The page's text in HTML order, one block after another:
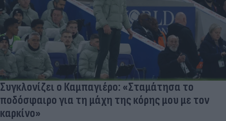
Συγκλονίζει ο Καμπαγιέρο: «Σταμάτησα το
ποδόσφαιρο για τη μάχη της κόρης μου με τον
καρκίνο»